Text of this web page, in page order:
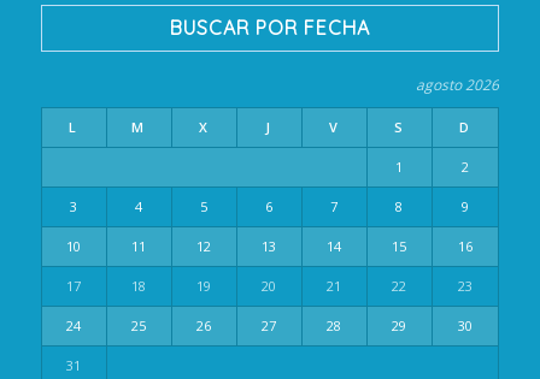
BUSCAR POR FECHA
agosto 2026
L M X J V S D
1 2
3 4 5 6 7 8 9
10 11 12 13 14 15 16
17 18 19 20 21 22 23
24 25 26 27 28 29 30
31